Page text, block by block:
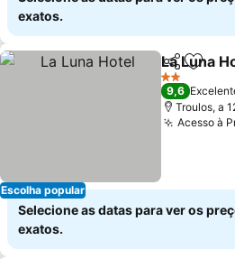
exatos.
Escolha popular
Partilhar
La Luna
2 Estrelas
9,6
Troulos, a
Acesso à
Selecione as datas para ver os
exatos.